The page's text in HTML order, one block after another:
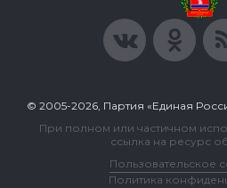
© 2005-2026, Партия «Единая
При полном или частичном
ссылка на ресурс
Пользовательское
Политика